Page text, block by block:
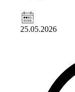
25.05.2026